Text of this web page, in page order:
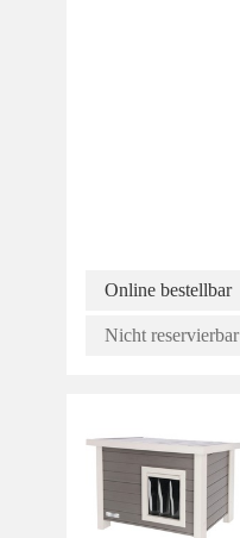
Online bestellbar
Nicht reservierbar